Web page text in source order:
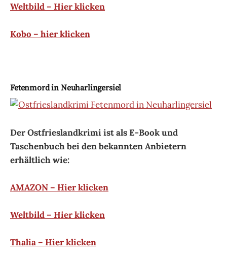
Weltbild – Hier klicken
Kobo – hier klicken
Fetenmord in Neuharlingersiel
Der Ostfrieslandkrimi ist als E-Book und
Taschenbuch bei den bekannten Anbietern
erhältlich wie:
AMAZON – Hier klicken
Weltbild – Hier klicken
Thalia – Hier klicken